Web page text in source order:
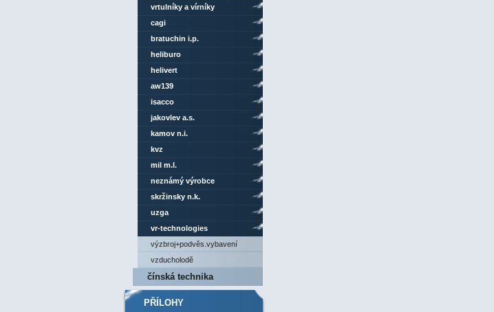
vrtulníky a vírníky
cagi
bratuchin i.p.
heliburo
helivert
aw139
isacco
jakovlev a.s.
kamov n.i.
kvz
mil m.l.
neznámý výrobce
skržinsky n.k.
uzga
vr-technologies
výzbroj+podvěs.vybavení
vzducholodě
čínská technika
PŘÍLOHY